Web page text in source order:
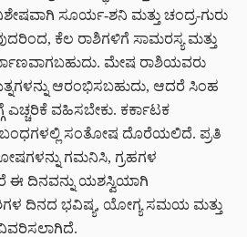
ಸೂರ್ಯ-ಶನಿ ಮತ್ತು ಚಂದ್ರ-ಗುರು
ಕೆಲ ರಾಶಿಗಳಿಗೆ ಸಾಮರಸ್ಯ ಮತ್ತು
ಮೇಷ ರಾಶಿಯವರು
ಆರಂಭಿಸಬಹುದು, ಆದರೆ ಸಿಂಹ
ವಹಿಸಬೇಕು. ಕರ್ಕಾಟಕ
ಸಂತೋಷ ದೊರೆಯಲಿದೆ. ಪ್ರತಿ
ಗಮನಿಸಿ, ಗ್ರಹಗಳ
ಈ ದಿನವನ್ನು ಯಶಸ್ವಿಯಾಗಿ
ದಿನದ ಭವಿಷ್ಯ, ಯೋಗ್ಯ ಸಮಯ ಮತ್ತು
ವಿವರಿಸಲಾಗಿದೆ.